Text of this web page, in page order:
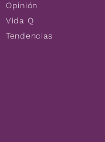
Opinión
Vida Q
Tendencias